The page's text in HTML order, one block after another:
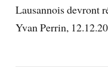
Lausannois devront
Yvan Perrin,